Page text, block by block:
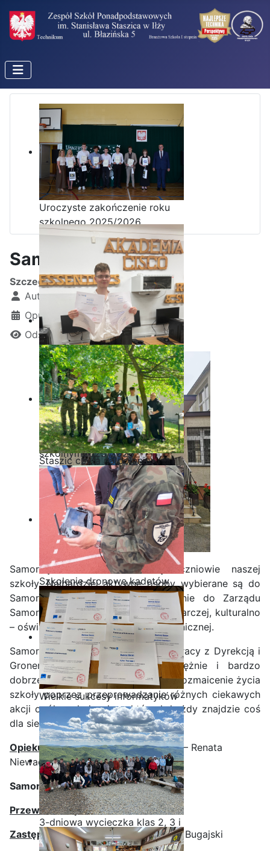
Uroczyste zakończenie roku
szkolnego 2025/2026
Ostatnia garść certyfikatów
Akademii CISCO w roku
szkolnym2025/2026
Staszic czyta na polanie
Szkolenie dronowe kadetów
OPW w Staszicu
Wielkie sukcesy informatyków
ze Staszica w Akademii
CISCO!
3-dniowa wycieczka klas 2, 3 i
4 technikum w Bieszczady
Samorząd szkolny
Szczegóły
Autor:
Kamil Krosta
Opublikowano: 12 grudzień 2022
Odsłon: 8639
Samorząd Uczniowski tworzą uczniowie naszej
szkoły. Najbardziej aktywne osoby wybierane są do
Samorządów Klasowych, a następnie do Zarządu
Samorządu i czterech sekcji: gospodarczej, kulturalno
– oświatowej, bibliotecznej oraz technicznej.
Samorząd Uczniowski dzięki współpracy z Dyrekcją i
Gronem Pedagogicznym działa prężnie i bardzo
dobrze. Celem działalności SU jest urozmaicenie życia
szkoły poprzez przeprowadzanie różnych ciekawych
akcji ogólnoszkolnych, w których każdy znajdzie coś
dla siebie.
Opiekun Samorządu Uczniowskiego – Renata
Niewadzi – Gut
Samorząd Uczniowski
Przewodnicząca –Amelia Schab
Zastępca przewodniczącego–Kamil Bugajski